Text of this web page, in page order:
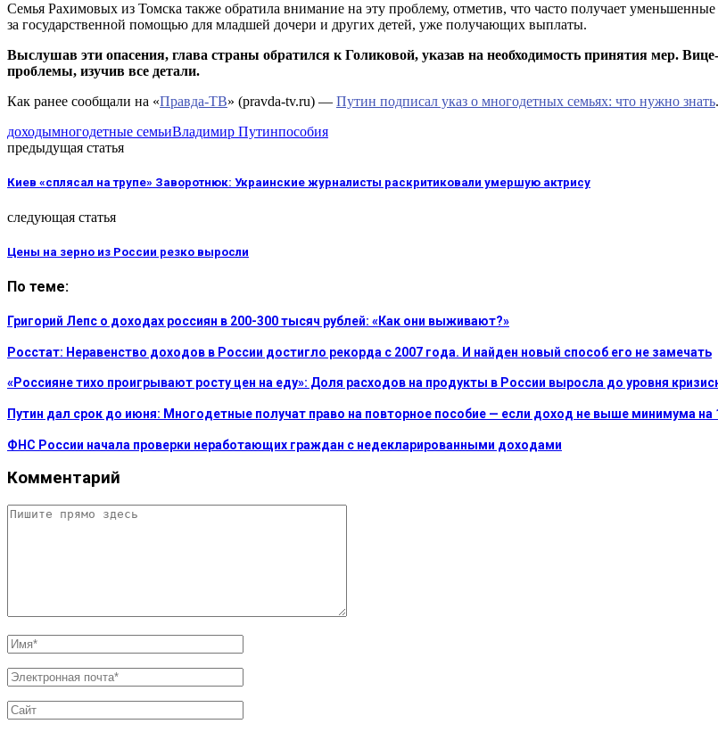
Семья Рахимовых из Томска также обратила внимание на эту проблему, отметив, что часто получает
за государственной помощью для младшей дочери и других детей, уже получающих выплаты.
Выслушав эти опасения, глава страны обратился к Голиковой, указав на необходимость принятия мер.
проблемы, изучив все детали.
Как ранее сообщали на «Правда-ТВ» (pravda-tv.ru) — Путин подписал указ о многодетных семьях: что нужно знать.
доходымногодетные семьиВладимир Путинпособия
предыдущая статья
Киев «сплясал на трупе» Заворотнюк: Украинские журналисты раскритиковали умершую актрису
следующая статья
Цены на зерно из России резко выросли
По теме:
Григорий Лепс о доходах россиян в 200-300 тысяч рублей: «Как они выживают?»
Росстат: Неравенство доходов в России достигло рекорда с 2007 года. И найден новый способ его не замечать
«Россияне тихо проигрывают росту цен на еду»: Доля расходов на продукты в России выросла до уровня
Путин дал срок до июня: Многодетные получат право на повторное пособие — если доход не выше минимума на
ФНС России начала проверки неработающих граждан с недекларированными доходами
Комментарий